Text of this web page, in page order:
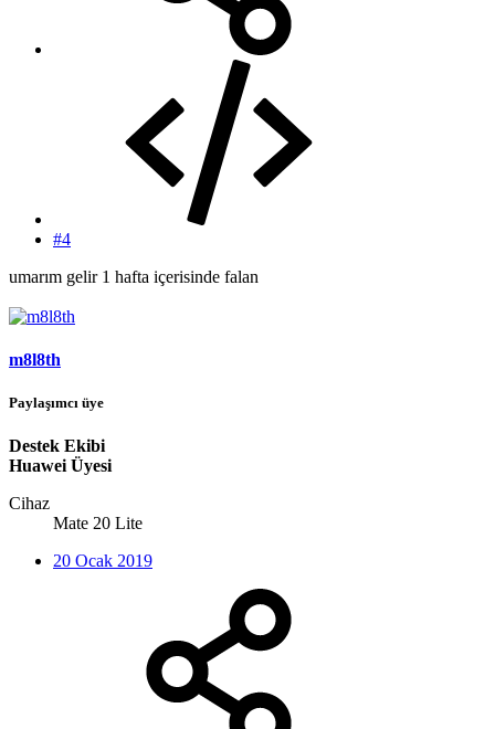
#4
umarım gelir 1 hafta içerisinde falan
m8l8th
Paylaşımcı üye
Destek Ekibi
Huawei Üyesi
Cihaz
Mate 20 Lite
20 Ocak 2019